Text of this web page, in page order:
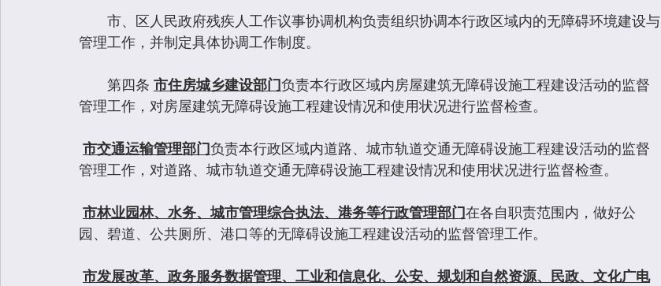
市、区人民政府残疾人工作议事协调机构负责组织协调本行政区域内的无障碍环境建设与
管理工作，并制定具体协调工作制度。
第四条 市住房城乡建设部门负责本行政区域内房屋建筑无障碍设施工程建设活动的监督
管理工作，对房屋建筑无障碍设施工程建设情况和使用状况进行监督检查。
市交通运输管理部门负责本行政区域内道路、城市轨道交通无障碍设施工程建设活动的监督
管理工作，对道路、城市轨道交通无障碍设施工程建设情况和使用状况进行监督检查。
市林业园林、水务、城市管理综合执法、港务等行政管理部门在各自职责范围内，做好公
园、碧道、公共厕所、港口等的无障碍设施工程建设活动的监督管理工作。
市发展改革、政务服务数据管理、工业和信息化、公安、规划和自然资源、民政、文化广电